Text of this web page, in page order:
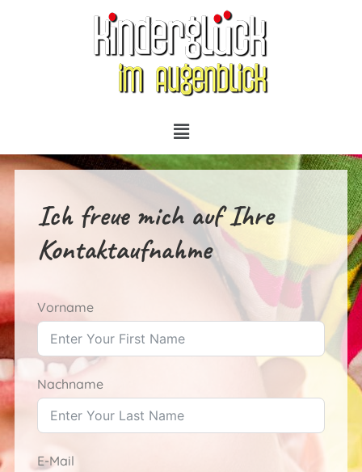
Ich freue mich auf Ihre
Kontaktaufnahme
Vorname
Nachname
E-Mail